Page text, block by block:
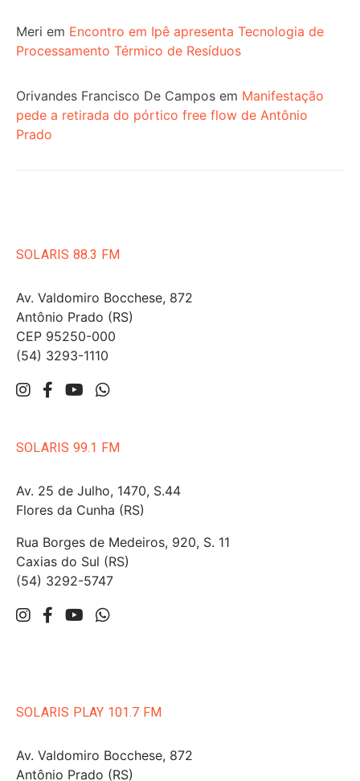
Meri em Encontro em Ipê apresenta Tecnologia de
Processamento Térmico de Resíduos
Orivandes Francisco De Campos em Manifestação
pede a retirada do pórtico free flow de Antônio
Prado
SOLARIS 88.3 FM
Av. Valdomiro Bocchese, 872
Antônio Prado (RS)
CEP 95250-000
(54) 3293-1110
SOLARIS 99.1 FM
Av. 25 de Julho, 1470, S.44
Flores da Cunha (RS)
Rua Borges de Medeiros, 920, S. 11
Caxias do Sul (RS)
(54) 3292-5747
SOLARIS PLAY 101.7 FM
Av. Valdomiro Bocchese, 872
Antônio Prado (RS)